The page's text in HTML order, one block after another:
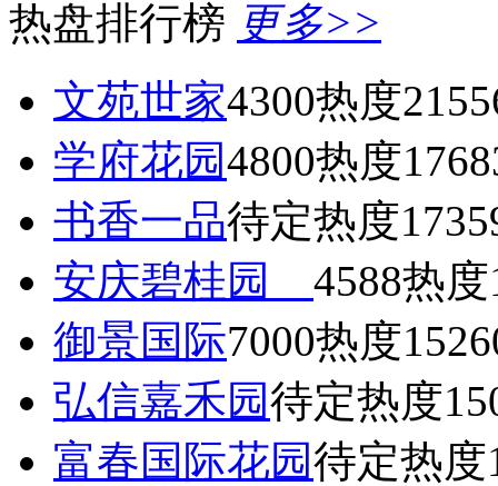
热盘排行榜 更多>>
文苑世家4300热度
学府花园4800热度
书香一品待定热度
安庆碧桂园 4588热度
御景国际7000热度
弘信嘉禾园待定热度
富春国际花园待定热度